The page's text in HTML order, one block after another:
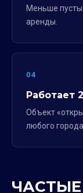
Меньше
аренды.
04
Работает
Объект
любого города.